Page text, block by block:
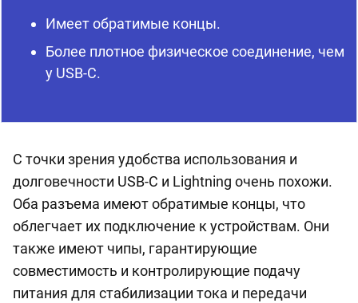
Имеет обратимые концы.
Более плотное физическое соединение, чем
у USB-C.
С точки зрения удобства использования и
долговечности USB-C и Lightning очень похожи.
Оба разъема имеют обратимые концы, что
облегчает их подключение к устройствам. Они
также имеют чипы, гарантирующие
совместимость и контролирующие подачу
питания для стабилизации тока и передачи